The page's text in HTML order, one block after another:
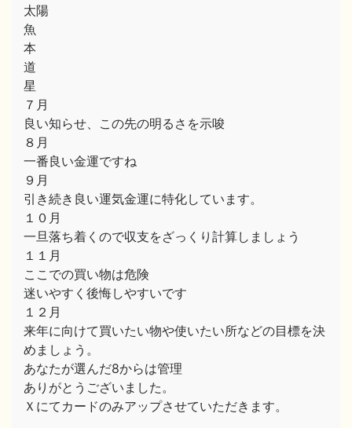
太陽
魚
本
道
星
７月
良い知らせ、この先の明るさを示唆
８月
一番良い金運ですね
９月
引き続き良い運気金運に特化しています。
１０月
一旦落ち着くので収支をざっくり計算しましょう
１１月
ここでの買い物は危険
迷いやすく後悔しやすいです
１２月
来年に向けて買いたい物や使いたい所などの目標を決
めましょう。
あなたが選んだ8からは管理
ありがとうございました。
Ｘにてカードのみアップさせていただきます。